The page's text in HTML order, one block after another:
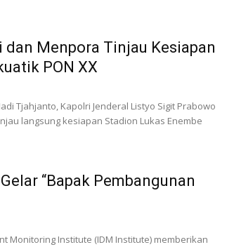
dan Menpora Tinjau Kesiapan
PON XX
Tjahjanto, Kapolri Jenderal Listyo Sigit Prabowo
langsung kesiapan Stadion Lukas Enembe
“Bapak Pembangunan
Monitoring Institute (IDM Institute) memberikan